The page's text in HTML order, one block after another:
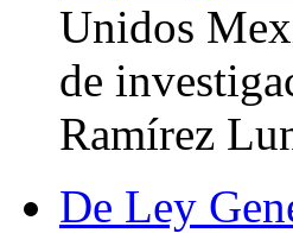
Unidos
de
Ramírez
De Ley